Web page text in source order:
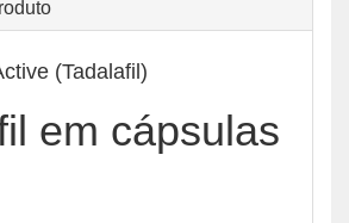
(Tadalafil)
em cápsulas